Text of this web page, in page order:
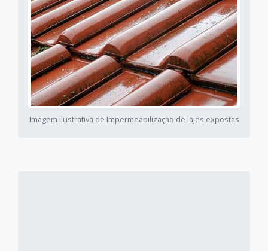
Imagem ilustrativa de Impermeabilização de lajes expostas